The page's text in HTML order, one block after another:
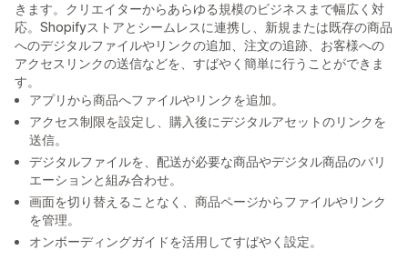
きます。クリエイターからあらゆる規模のビジネスまで幅広く対
応。Shopifyストアとシームレスに連携し、新規または既存の商品
へのデジタルファイルやリンクの追加、注文の追跡、お客様への
アクセスリンクの送信などを、すばやく簡単に行うことができま
す。
アプリから商品へファイルやリンクを追加。
アクセス制限を設定し、購入後にデジタルアセットのリンクを
送信。
デジタルファイルを、配送が必要な商品やデジタル商品のバリ
エーションと組み合わせ。
画面を切り替えることなく、商品ページからファイルやリンク
を管理。
オンボーディングガイドを活用してすばやく設定。